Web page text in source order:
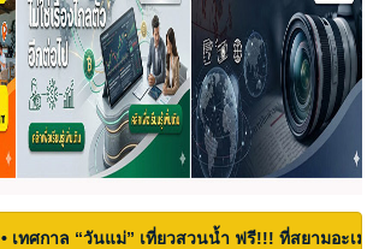
• เทศกาล “วันแม่” เที่ยวสวนน้ำ ฟรี!!! ที่สยามอะ